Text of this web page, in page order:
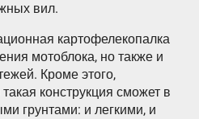
вил.
картофелекопалка
мотоблока, но также и
Кроме этого,
конструкция сможет в
грунтами: и легкими, и